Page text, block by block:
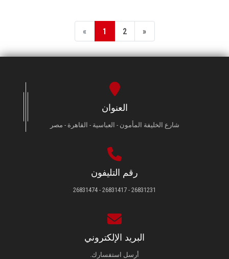
« 1 2 »
العنوان
شارع الخليفة المأمون - العباسية - القاهرة - مصر
رقم التليفون
26831231 - 26831417 - 26831474
البريد الإلكتروني
أرسل استفسارك.